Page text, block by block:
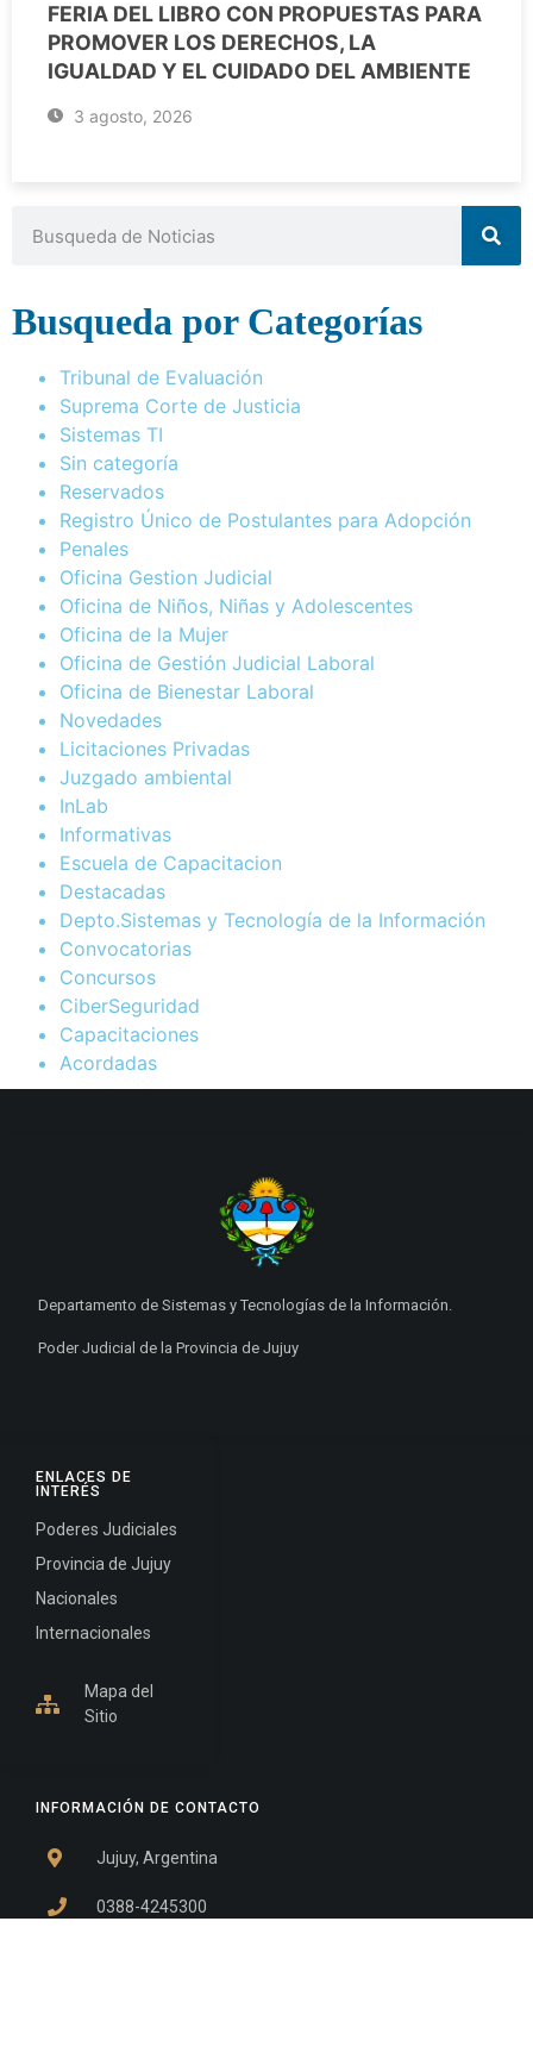
FERIA DEL LIBRO CON PROPUESTAS PARA
PROMOVER LOS DERECHOS, LA
IGUALDAD Y EL CUIDADO DEL AMBIENTE
3 agosto, 2026
Busqueda por Categorías
Tribunal de Evaluación
Suprema Corte de Justicia
Sistemas TI
Sin categoría
Reservados
Registro Único de Postulantes para Adopción
Penales
Oficina Gestion Judicial
Oficina de Niños, Niñas y Adolescentes
Oficina de la Mujer
Oficina de Gestión Judicial Laboral
Oficina de Bienestar Laboral
Novedades
Licitaciones Privadas
Juzgado ambiental
InLab
Informativas
Escuela de Capacitacion
Destacadas
Depto.Sistemas y Tecnología de la Información
Convocatorias
Concursos
CiberSeguridad
Capacitaciones
Acordadas
INFORMACIÓN DE CONTACTO
Jujuy, Argentina
0388-4245300
ENLACES DE
INTERÉS
Poderes Judiciales
Provincia de Jujuy
Nacionales
Internacionales
Mapa del
Sitio
Departamento de Sistemas y Tecnologías de la Información.
Poder Judicial de la Provincia de Jujuy